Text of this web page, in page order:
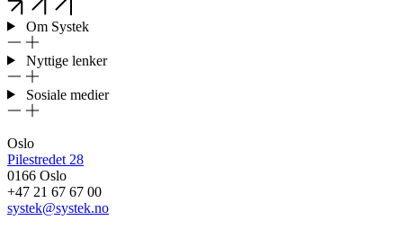
Om Systek
Nyttige lenker
Sosiale medier
Oslo
Pilestredet 28
0166 Oslo
+47 21 67 67 00
systek@systek.no